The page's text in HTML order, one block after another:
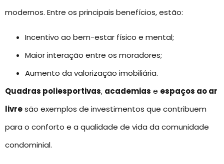
modernos. Entre os principais benefícios, estão:
Incentivo ao bem-estar físico e mental;
Maior interação entre os moradores;
Aumento da valorização imobiliária.
Quadras poliesportivas, academias e espaços ao ar
livresão exemplos de investimentos que contribuem
para o conforto e a qualidade de vida da comunidade
condominial.